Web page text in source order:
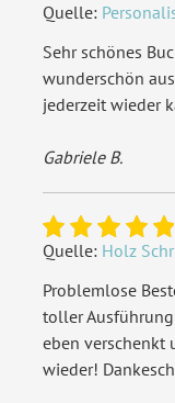
Quelle: Personalisiertes
Sehr schönes
wunderschön
jederzeit wieder
Gabriele B.
Quelle: Holz Schriftzug
Problemlose
toller
eben verschenkt
wieder!